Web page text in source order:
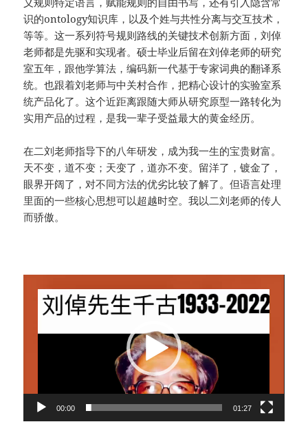
识的ontology知识库，以及个姓与共性分离与交互技术，
等等。这一系列符号规则路线的关键技术创新方面，刘倬
老师都是先驱和实现者。硕士毕业后留在刘倬老师的研究
室五年，跟他学算法，编码新一代基于专家词典的翻译系
统。也跟着刘老师与中关村合作，把精心设计的实验室系
统产品化了。这个近距离跟随大师从研究原型一路转化为
实用产品的过程，是我一辈子受益最大的黄金经历。
在二刘老师指导下的八年研发，成为我一生的宝贵财富。
天不变，道不变；天变了，道亦不变。留洋了，镀金了，
眼界开阔了，对不同方法的优劣比较了解了。但语言处理
里面的一些核心思想可以超越时空。我以二刘老师的传人
而骄傲。
00:00 01:27